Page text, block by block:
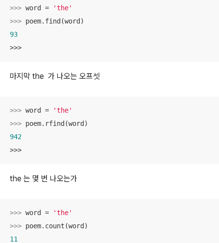
>>> word =
'the'
>>>
93
>>>
마지막 the 가 나오는 오프셋
>>> word =
'the'
>>>
942
>>>
the 는 몇 번 나오는가
>>> word =
'the'
>>>
11